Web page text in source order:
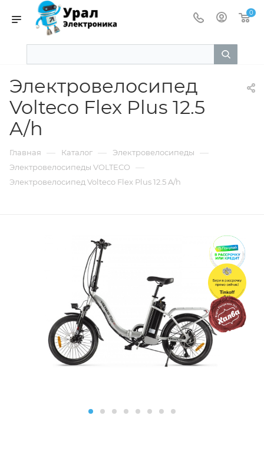
0
Электровелосипед
Volteco Flex Plus 12.5
A/h
Главная — Каталог — Электровелосипеды —
Электровелосипеды VOLTECO —
Электровелосипед Volteco Flex Plus 12.5 A/h